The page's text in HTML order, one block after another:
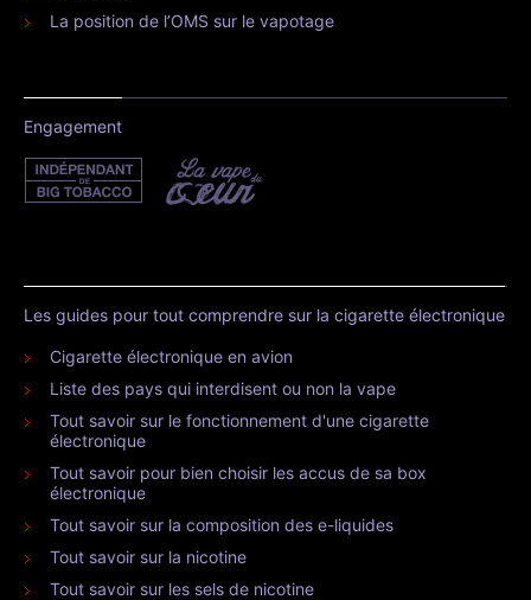
La position de l’OMS sur le vapotage
Engagement
Les guides pour tout comprendre sur la cigarette électronique
Cigarette électronique en avion
Liste des pays qui interdisent ou non la vape
Tout savoir sur le fonctionnement d'une cigarette
électronique
Tout savoir pour bien choisir les accus de sa box
électronique
Tout savoir sur la composition des e-liquides
Tout savoir sur la nicotine
Tout savoir sur les sels de nicotine